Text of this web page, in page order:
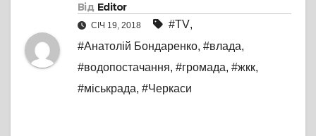
Від Editor
СІЧ 19, 2018 #TV,
#Анатолій Бондаренко, #влада,
#водопостачання, #громада, #жкк,
#міськрада, #Черкаси